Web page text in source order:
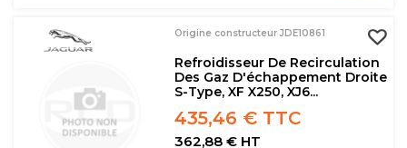
Origine constructeur JDE10861
Refroidisseur De Recirculation
Des Gaz D'échappement Droite
S-Type, XF X250, XJ6...
435,46 € TTC
362,88 € HT